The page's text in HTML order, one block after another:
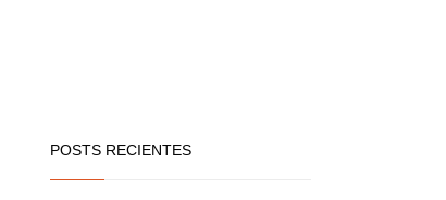
POSTS RECIENTES